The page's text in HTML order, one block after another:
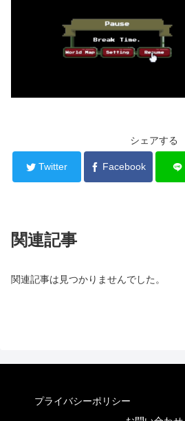
シェアする
Twitter Facebook
関連記事
関連記事は見つかりませんでした。
プライバシーポリシー